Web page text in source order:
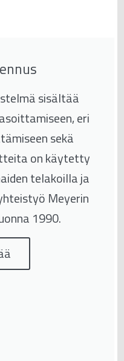
sisältää
eri
sekä
on käytetty
telakoilla ja
Meyerin
1990.